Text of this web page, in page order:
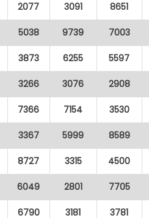
2077 3091 8651
5038 9739 7003
3873 6255 5597
3266 3076 2908
7366 7154 3530
3367 5999 8589
8727 3315 4500
6049 2801 7705
6790 3181 3781